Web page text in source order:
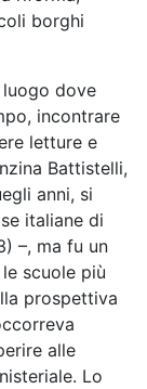
borghi
dove
incontrare
letture e
Battistelli,
anni, si
italiane di
–, ma fu un
scuole più
prospettiva
alle
Lo